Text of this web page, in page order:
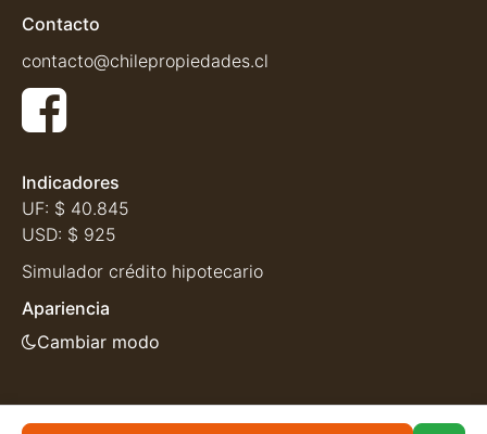
Contacto
contacto@chilepropiedades.cl
Indicadores
UF: $ 40.845
USD: $ 925
Simulador crédito hipotecario
Apariencia
Cambiar modo